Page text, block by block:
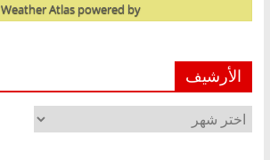
powered by
Weather Atlas
الأرشيف
الأرشيف